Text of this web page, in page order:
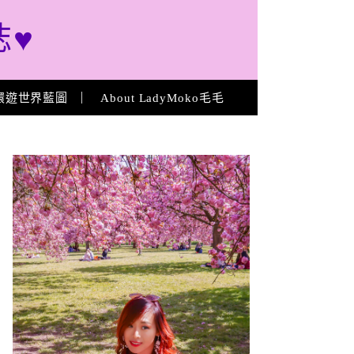
♥
遊世界藍圖 About LadyMoko毛毛
About